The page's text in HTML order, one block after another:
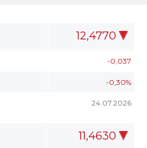
12,4770
-0,037
-0,30%
24.07.2026
11,4630